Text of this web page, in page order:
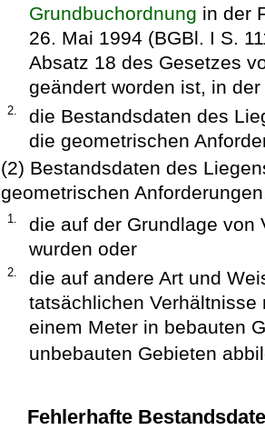
Grundbuchordnung in der
26. Mai 1994 (BGBl. I S.
Absatz 18 des Gesetzes
geändert worden ist, in
2.
die Bestandsdaten des
die geometrischen
(2) Bestandsdaten des
geometrischen
1.
die auf der Grundlage von
wurden oder
2.
die auf andere Art und
tatsächlichen
einem Meter in bebauten
unbebauten Gebieten
Fehlerhafte